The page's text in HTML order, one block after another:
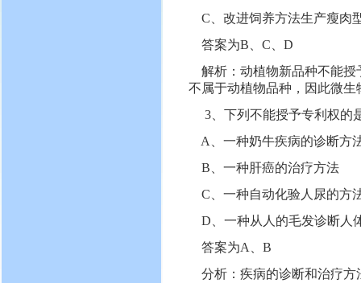
C、改进饲养方法生产瘦肉
答案为B、C、D
解析：动植物新品种不能授
不属于动植物品种，因此微
3、下列不能授予专利权的
A、一种奶牛疾病的诊断方
B、一种肝癌的治疗方法
C、一种自动化验人尿的方
D、一种从人的毛发诊断人
答案为A、B
分析：疾病的诊断和治疗方